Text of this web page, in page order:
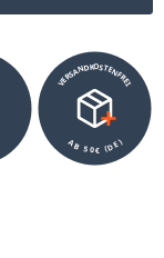
VERSANDKOSTENFREI
AB 50€ (DE)